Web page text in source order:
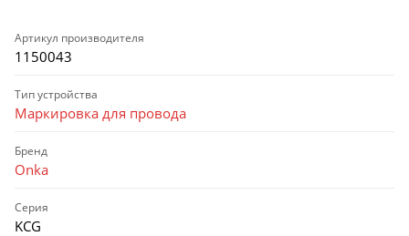
Артикул производителя
1150043
Тип устройства
Маркировка для провода
Бренд
Onka
Серия
KCG